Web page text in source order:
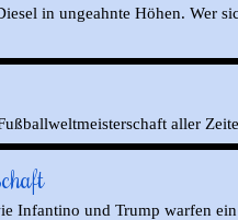
in ungeahnte Höhen.
aller
Infantino und Trump warfen